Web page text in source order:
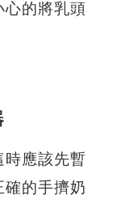
的將乳頭
時應該先暫
確的手擠奶